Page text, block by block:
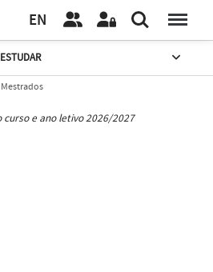
EN
ESTUDAR
Mestrados
e ano letivo 2026/2027